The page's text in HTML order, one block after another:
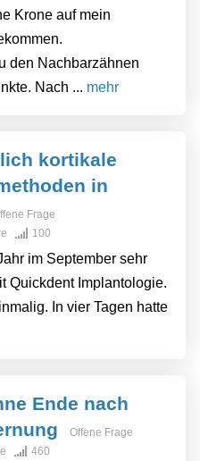
Krone auf mein
den Nachbarzähnen
Nach ... mehr
kortikale
in
Frage
100
im September sehr
Quickdent Implantologie.
In vier Tagen hatte
Ende nach
Offene Frage
460